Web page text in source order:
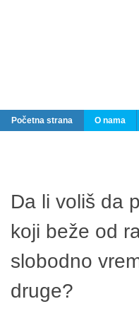
Početna strana O nama
Da li voliš da
koji beže od
slobodno
druge?